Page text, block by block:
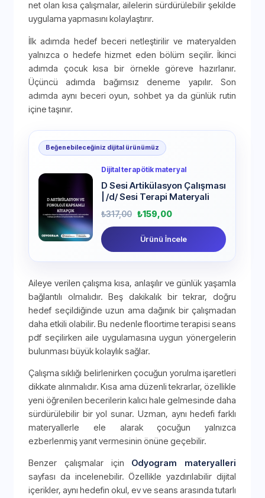
net olan kısa çalışmalar, ailelerin sürdürülebilir şekilde
uygulama yapmasını kolaylaştırır.
İlk adımda hedef beceri netleştirilir ve materyalden
yalnızca o hedefe hizmet eden bölüm seçilir. İkinci
adımda çocuk kısa bir örnekle göreve hazırlanır.
Üçüncü adımda bağımsız deneme yapılır. Son
adımda aynı beceri oyun, sohbet ya da günlük rutin
içine taşınır.
Beğenebileceğiniz dijital ürünümüz
Dijital terapötik materyal
D Sesi Artikülasyon Çalışması
| /d/ Sesi Terapi Materyali
₺317,00 ₺159,00
Ürünü İncele
Aileye verilen çalışma kısa, anlaşılır ve günlük yaşamla
bağlantılı olmalıdır. Beş dakikalık bir tekrar, doğru
hedef seçildiğinde uzun ama dağınık bir çalışmadan
daha etkili olabilir. Bu nedenle floortime terapisi seans
pdf seçilirken aile uygulamasına uygun yönergelerin
bulunması büyük kolaylık sağlar.
Çalışma sıklığı belirlenirken çocuğun yorulma işaretleri
dikkate alınmalıdır. Kısa ama düzenli tekrarlar, özellikle
yeni öğrenilen becerilerin kalıcı hale gelmesinde daha
sürdürülebilir bir yol sunar. Uzman, aynı hedefi farklı
materyallerle ele alarak çocuğun yalnızca
ezberlenmiş yanıt vermesinin önüne geçebilir.
Benzer çalışmalar için Odyogram materyalleri
sayfası da incelenebilir. Özellikle yazdırılabilir dijital
içerikler, aynı hedefin okul, ev ve seans arasında tutarlı